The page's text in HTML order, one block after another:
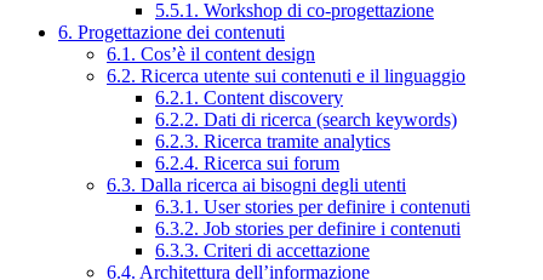
5.5.1. Workshop di co-progettazione
6. Progettazione dei contenuti
6.1. Cos’è il content design
6.2. Ricerca utente sui contenuti e il linguaggio
6.2.1. Content discovery
6.2.2. Dati di ricerca (search keywords)
6.2.3. Ricerca tramite analytics
6.2.4. Ricerca sui forum
6.3. Dalla ricerca ai bisogni degli utenti
6.3.1. User stories per definire i contenuti
6.3.2. Job stories per definire i contenuti
6.3.3. Criteri di accettazione
6.4. Architettura dell’informazione